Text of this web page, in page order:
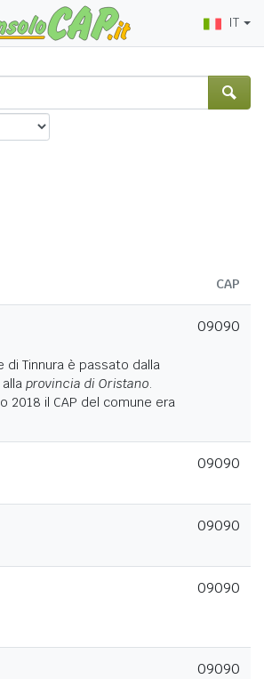
IT
CAP
di Tinnura è passato dalla
alla provincia di Oristano.
2018 il CAP del comune era
09090
09090
09090
09090
09090